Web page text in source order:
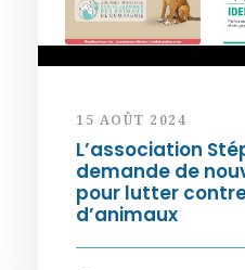
15 AOÛT 2024
L’association
demande de
pour lutter
d’animaux